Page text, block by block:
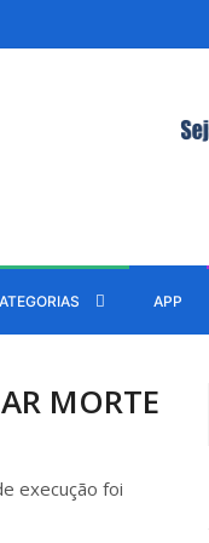
APP
MORTE
execução foi